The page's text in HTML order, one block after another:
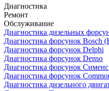
Диагностика
Ремонт
Обслуживание
Диагностика дизельных
Диагностика форсунок Bosch
Диагностика форсунок Delphi
Диагностика форсунок Denso
Диагностика форсунок Сименс
Диагностика форсунок
Диагностика дизельного